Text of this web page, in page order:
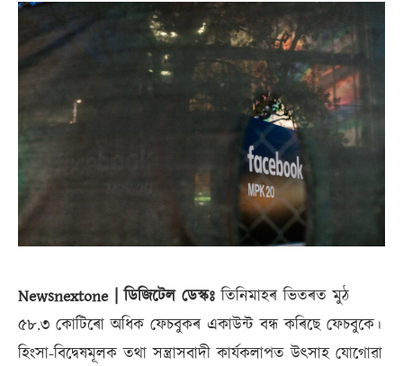
Newsnextone | ডিজিটেল ডেস্কঃ তিনিমাহৰ ভিতৰত মুঠ
৫৮.৩ কোটিৰো অধিক ফেচবুকৰ একাউন্ট বন্ধ কৰিছে ফেচবুকে।
হিংসা-বিদ্বেষমূলক তথা সন্ত্ৰাসবাদী কাৰ্যকলাপত উত্সাহ যোগোৱা